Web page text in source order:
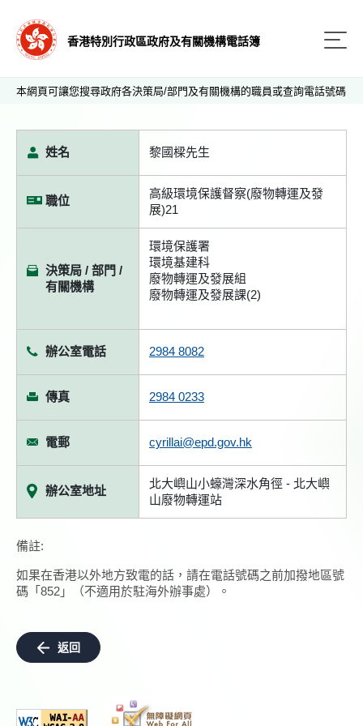
香港特別行政區政府及有關機構電話簿
本網頁可讓您搜尋政府各決策局/部門及有關機構的職員或查詢電話號碼
姓名 黎國樑先生
職位
高級環境保護督察(廢物轉運及發
展)21
決策局 / 部門 /
有關機構
環境保護署
環境基建科
廢物轉運及發展組
廢物轉運及發展課(2)
辦公室電話 2984 8082
傳真 2984 0233
電郵 cyrillai@epd.gov.hk
辦公室地址
北大嶼山小蠔灣深水角徑 - 北大嶼
山廢物轉運站
備註:
如果在香港以外地方致電的話，請在電話號碼之前加撥地區號
碼「852」（不適用於駐海外辦事處）。
返回